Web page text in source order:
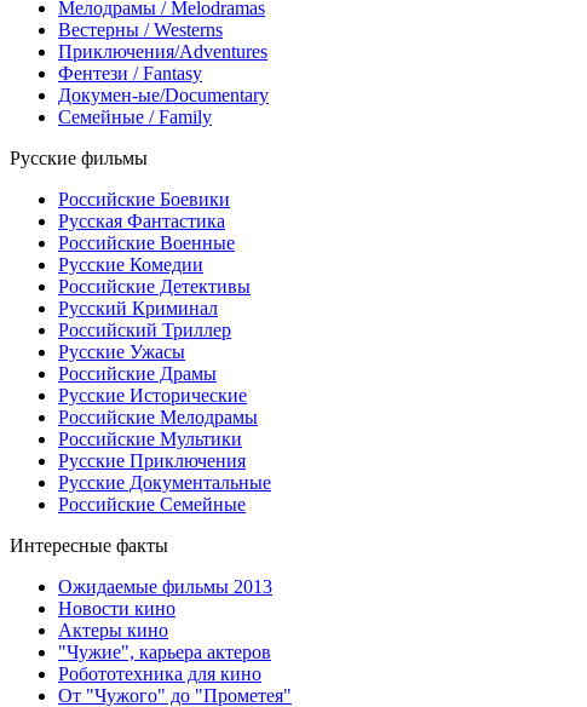
Мелодрамы / Melodramas
Вестерны / Westerns
Приключения/Adventures
Фентези / Fantasy
Докумен-ые/Documentary
Семейные / Family
Русские фильмы
Российские Боевики
Русская Фантастика
Российские Военные
Русские Комедии
Российские Детективы
Русский Криминал
Российский Триллер
Русские Ужасы
Российские Драмы
Русские Исторические
Российские Мелодрамы
Российские Мультики
Русские Приключения
Русские Документальные
Российские Семейные
Интересные факты
Ожидаемые фильмы 2013
Новости кино
Актеры кино
"Чужие", карьера актеров
Робототехника для кино
От "Чужого" до "Прометея"